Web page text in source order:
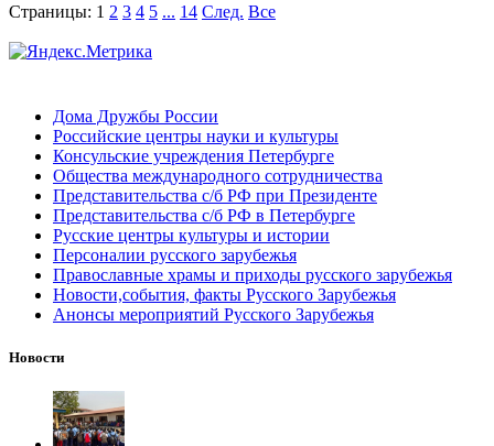
Страницы: 1 2 3 4 5 ... 14 След. Все
Дома Дружбы России
Российские центры науки и культуры
Консульские учреждения Петербурге
Общества международного сотрудничества
Представительства с/б РФ при Президенте
Представительства с/б РФ в Петербурге
Русские центры культуры и истории
Персоналии русского зарубежья
Православные храмы и приходы русского зарубежья
Новости,события, факты Русского Зарубежья
Анонсы мероприятий Русского Зарубежья
Новости